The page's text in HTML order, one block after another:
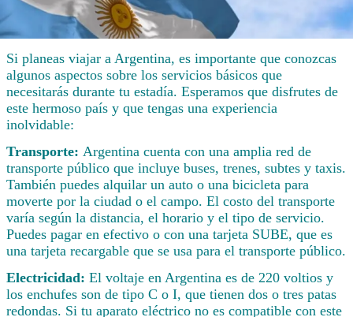
Si planeas viajar a Argentina, es importante que conozcas
algunos aspectos sobre los servicios básicos que
necesitarás durante tu estadía. Esperamos que disfrutes de
este hermoso país y que tengas una experiencia
inolvidable:
Transporte: Argentina cuenta con una amplia red de
transporte público que incluye buses, trenes, subtes y taxis.
También puedes alquilar un auto o una bicicleta para
moverte por la ciudad o el campo. El costo del transporte
varía según la distancia, el horario y el tipo de servicio.
Puedes pagar en efectivo o con una tarjeta SUBE, que es
una tarjeta recargable que se usa para el transporte público.
Electricidad: El voltaje en Argentina es de 220 voltios y
los enchufes son de tipo C o I, que tienen dos o tres patas
redondas. Si tu aparato eléctrico no es compatible con este